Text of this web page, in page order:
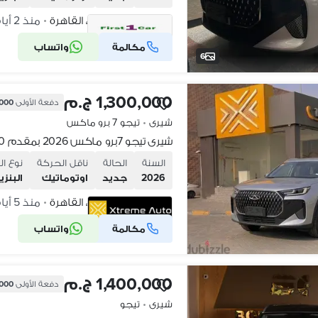
6
القاهرة الجديدة، القاهرة • منذ 2 أيام
مكالمة واتساب شركة موثقة
1,300,000 ج.م دفعة الأولى
شيرى • تيجو 7 برو ماكس
السنة
2026
الحالة
جديد
ناقل الحركة
اوتوماتيك
نوع
القاهرة الجديدة، القاهرة • منذ 5 أيام
مكالمة واتساب شركة موثقة
1,400,000 ج.م دفعة الأولى
شيرى • تيجو